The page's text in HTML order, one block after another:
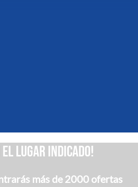
el lugar indicado!
más de 2000 ofertas